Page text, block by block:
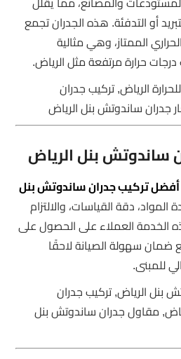
أو التدفئة. هذه الجدران تجمع
الممتاز، وهي مثالية
حرارة مرتفعة مثل الرياض.
الرياض, تركيب جدران
جدران ساندوتش بنل الرياض
ساندوتش بنل الرياض
أفضل تركيب جدران ساندوتش بنل
المواد، دقة القياسات، والالتزام
الخدمة العملاء على الحصول على
سهولة الصيانة لاحقًا
للمبنى.
بنل الرياض, تركيب جدران
مقاول جدران ساندوتش بنل